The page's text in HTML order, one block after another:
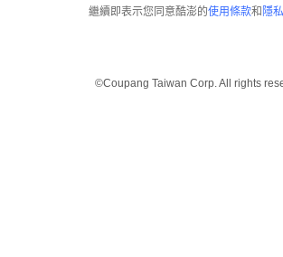
繼續即表示您同意酷澎的使用條款和 隱
©Coupang Taiwan Corp. All rights